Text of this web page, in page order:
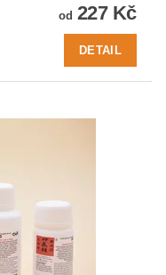
od 227 Kč
DETAIL